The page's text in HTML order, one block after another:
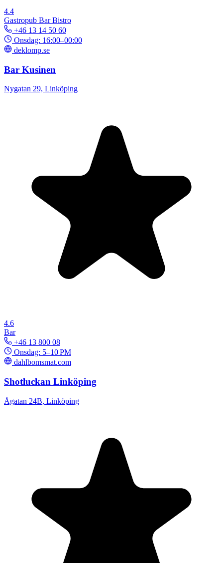
4.4
Gastropub BarBistro
+46 13 14 50 60
Onsdag: 16:00–00:00
deklomp.se
Bar Kusinen
Nygatan 29, Linköping
4.6
Bar
+46 13 800 08
Onsdag: 5–10 PM
dahlbomsmat.com
Shotluckan Linköping
Ågatan 24B, Linköping